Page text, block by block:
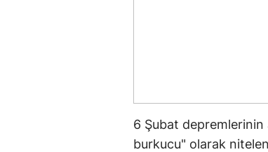
6 Şubat depremlerinin
burkucu" olarak